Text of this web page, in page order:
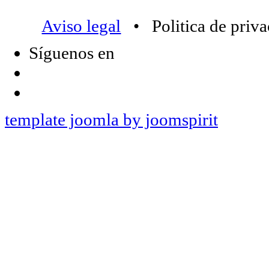
Aviso legal • Politica de
Síguenos en
template joomla by joomspirit